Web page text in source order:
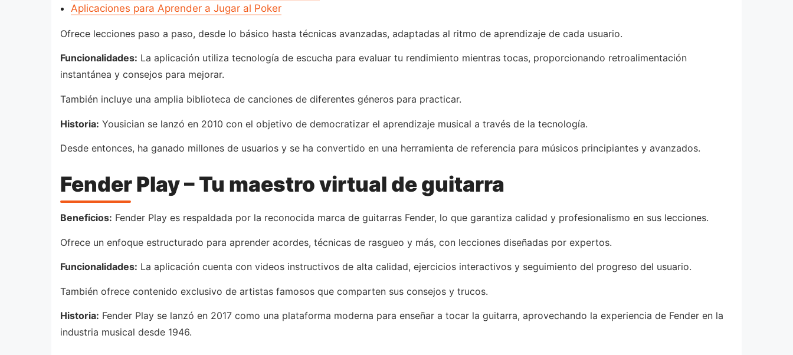
Aplicaciones para Aprender a Jugar al Poker
Ofrece lecciones paso a paso, desde lo básico hasta técnicas avanzadas, adaptadas al ritmo de aprendizaje de cada usuario.
Funcionalidades: La aplicación utiliza tecnología de escucha para evaluar tu rendimiento mientras tocas, proporcionando retroalimentación
instantánea y consejos para mejorar.
También incluye una amplia biblioteca de canciones de diferentes géneros para practicar.
Historia: Yousician se lanzó en 2010 con el objetivo de democratizar el aprendizaje musical a través de la tecnología.
Desde entonces, ha ganado millones de usuarios y se ha convertido en una herramienta de referencia para músicos principiantes y avanzados.
Fender Play – Tu maestro virtual de guitarra
Beneficios: Fender Play es respaldada por la reconocida marca de guitarras Fender, lo que garantiza calidad y profesionalismo en sus lecciones.
Ofrece un enfoque estructurado para aprender acordes, técnicas de rasgueo y más, con lecciones diseñadas por expertos.
Funcionalidades: La aplicación cuenta con videos instructivos de alta calidad, ejercicios interactivos y seguimiento del progreso del usuario.
También ofrece contenido exclusivo de artistas famosos que comparten sus consejos y trucos.
Historia: Fender Play se lanzó en 2017 como una plataforma moderna para enseñar a tocar la guitarra, aprovechando la experiencia de Fender en la
industria musical desde 1946.